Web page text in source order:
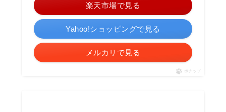
楽天市場で見る
Yahoo!ショッピングで見る
メルカリで見る
ポチップ